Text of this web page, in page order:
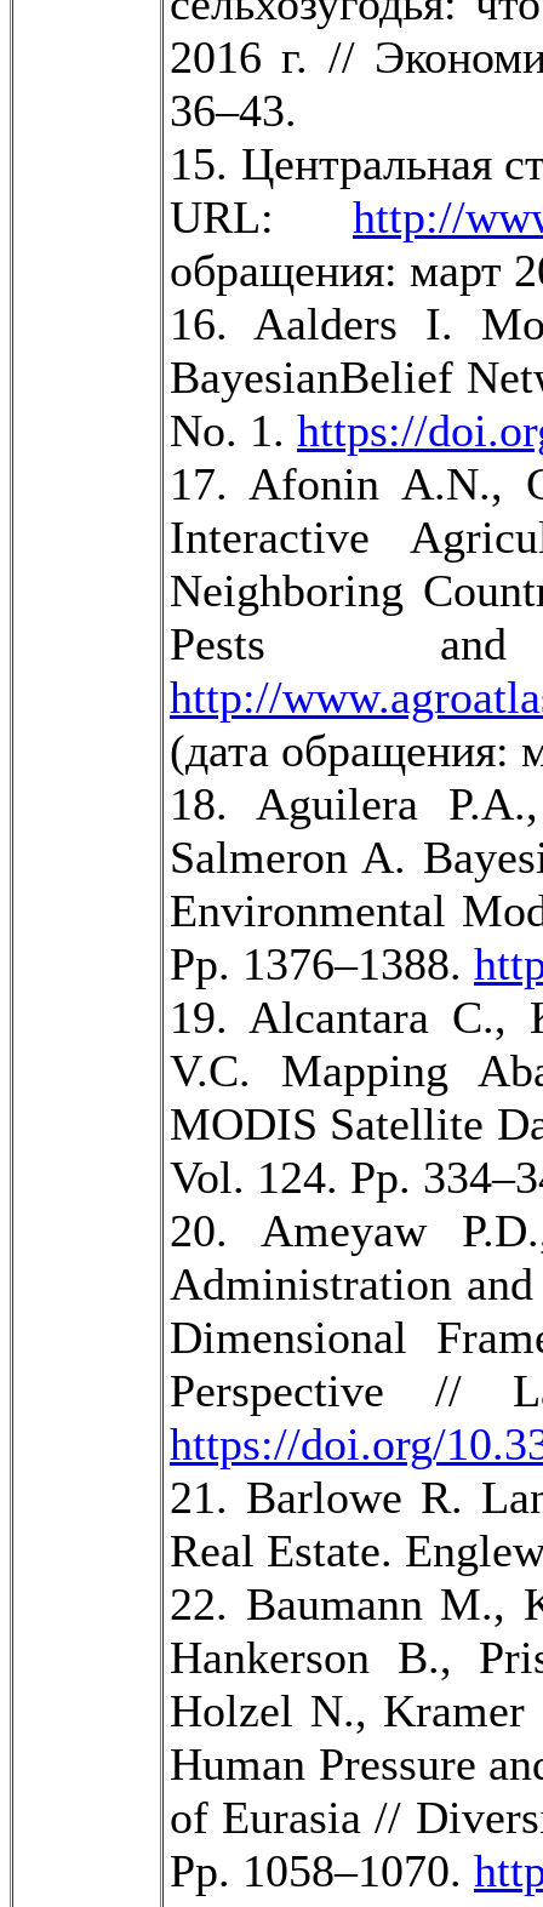
2016 г. //
36–43.
15. Центральная
URL: http://
обращения: март
16. Aalders I.
BayesianBelief
No. 1. https://
17. Afonin A.N.,
Interactive
Neighboring
Pests
http://
(дата обращения:
18. Aguilera
Salmeron A.
Environmental
Pp. 1376–1388.
19. Alcantara C.,
V.C. Mapping
MODIS Satellite
Vol. 124. Pp.
20. Ameyaw
Administration
Dimensional
Perspective //
https://doi.org/
21. Barlowe R.
Real Estate.
22. Baumann M.,
Hankerson B.,
Holzel N., Kramer
Human Pressure
of Eurasia //
Pp. 1058–1070.